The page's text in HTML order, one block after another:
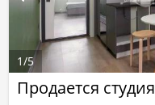
Продается студия
1/5